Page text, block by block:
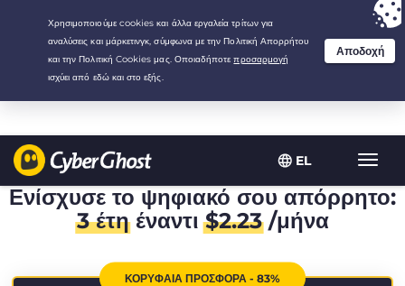
EL
Your choice:The Best Dealfor 3.3333333333333-years at $
/month
Ενίσχυσε το ψηφιακό σου απόρρητο:
3 έτηέναντι$2.23/μήνα
ΚΟΡΥΦΑΙΑ ΠΡΟΣΦΟΡΑ - 83%